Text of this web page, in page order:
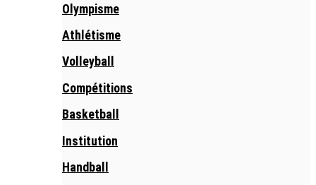
Olympisme
Athlétisme
Volleyball
Compétitions
Basketball
Institution
Handball